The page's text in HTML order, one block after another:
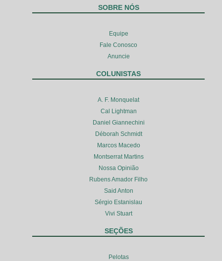
SOBRE NÓS
Equipe
Fale Conosco
Anuncie
COLUNISTAS
A. F. Monquelat
Cal Lightman
Daniel Giannechini
Déborah Schmidt
Marcos Macedo
Montserrat Martins
Nossa Opinião
Rubens Amador Filho
Said Anton
Sérgio Estanislau
Vivi Stuart
SEÇÕES
Pelotas